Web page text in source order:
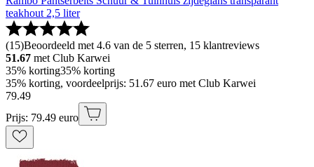
teakhout 2,5 liter
(15)Beoordeeld met 4.6 van de 5 sterren, 15 klantreviews
51.67 met Club Karwei
35% korting35% korting
35% korting, voordeelprijs: 51.67 euro met Club Karwei
79.49
Prijs: 79.49 euro